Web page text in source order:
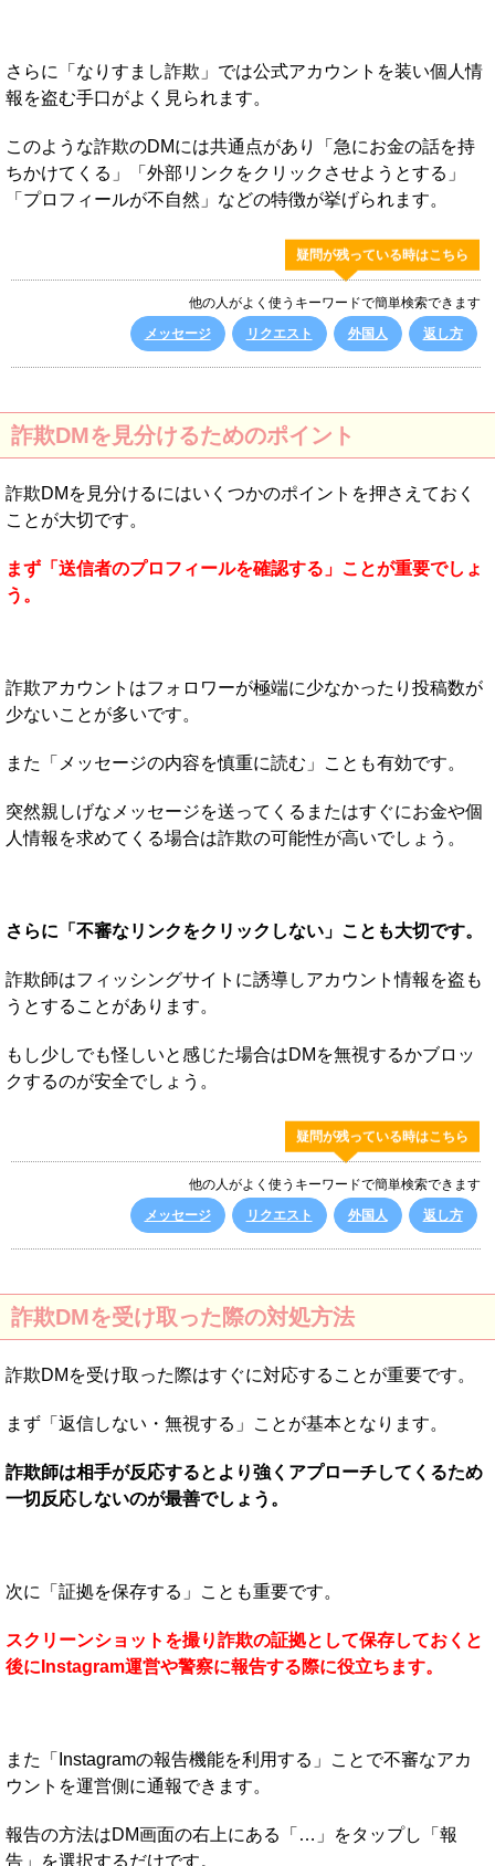
さらに「なりすまし詐欺」では公式アカウントを装い個人情
報を盗む手口がよく見られます。
このような詐欺のDMには共通点があり「急にお金の話を持
ちかけてくる」「外部リンクをクリックさせようとする」
「プロフィールが不自然」などの特徴が挙げられます。
疑問が残っている時はこちら
他の人がよく使うキーワードで簡単検索できます
メッセージ
リクエスト 外国人 返し方
詐欺DMを見分けるためのポイント
詐欺DMを見分けるにはいくつかのポイントを押さえておく
ことが大切です。
まず「送信者のプロフィールを確認する」ことが重要でしょ
う。
詐欺アカウントはフォロワーが極端に少なかったり投稿数が
少ないことが多いです。
また「メッセージの内容を慎重に読む」ことも有効です。
突然親しげなメッセージを送ってくるまたはすぐにお金や個
人情報を求めてくる場合は詐欺の可能性が高いでしょう。
さらに「不審なリンクをクリックしない」ことも大切です。
詐欺師はフィッシングサイトに誘導しアカウント情報を盗も
うとすることがあります。
もし少しでも怪しいと感じた場合はDMを無視するかブロッ
クするのが安全でしょう。
疑問が残っている時はこちら
他の人がよく使うキーワードで簡単検索できます
メッセージ
リクエスト 外国人 返し方
詐欺DMを受け取った際の対処方法
詐欺DMを受け取った際はすぐに対応することが重要です。
まず「返信しない・無視する」ことが基本となります。
詐欺師は相手が反応するとより強くアプローチしてくるため
一切反応しないのが最善でしょう。
次に「証拠を保存する」ことも重要です。
スクリーンショットを撮り詐欺の証拠として保存しておくと
後にInstagram運営や警察に報告する際に役立ちます。
また「Instagramの報告機能を利用する」ことで不審なアカ
ウントを運営側に通報できます。
報告の方法はDM画面の右上にある「…」をタップし「報
告」を選択するだけです。